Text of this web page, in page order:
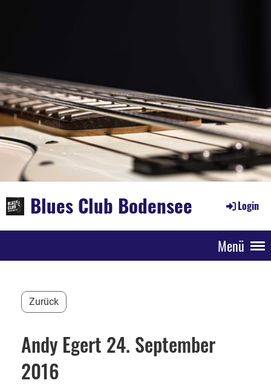
Blues Club Bodensee Login
Menü
Zurück
Andy Egert 24. September
2016